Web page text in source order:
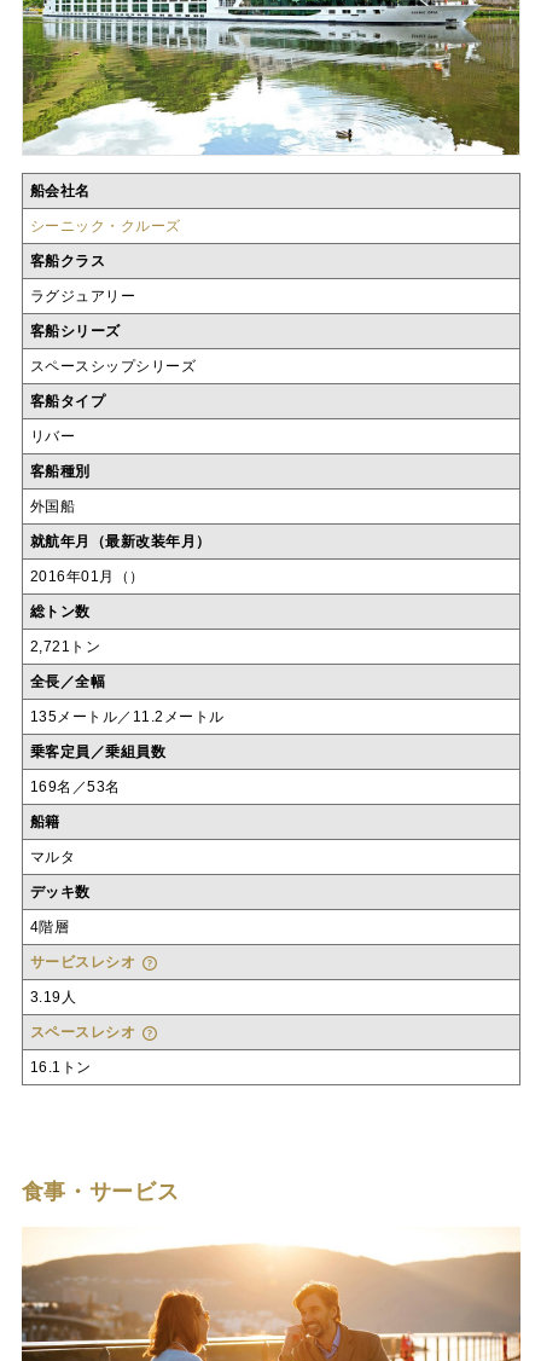
船会社名
シーニック・クルーズ
客船クラス
ラグジュアリー
客船シリーズ
スペースシップシリーズ
客船タイプ
リバー
客船種別
外国船
就航年月（最新改装年月）
2016年01月（）
総トン数
2,721トン
全長／全幅
135メートル／11.2メートル
乗客定員／乗組員数
169名／53名
船籍
マルタ
デッキ数
4階層
サービスレシオ
3.19人
スペースレシオ
16.1トン
食事・サービス